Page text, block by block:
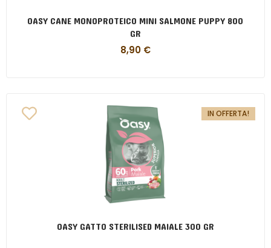
OASY CANE MONOPROTEICO MINI SALMONE PUPPY 800
GR
8,90 €
IN OFFERTA!
OASY GATTO STERILISED MAIALE 300 GR